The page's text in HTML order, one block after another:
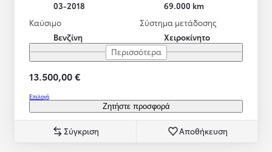
03-2018
69.000 km
Καύσιμο
Βενζίνη
Σύστημα μετάδοσης
Χειροκίνητο
Περισσότερα
13.500,00 €
Επιλογή
Ζητήστε προσφορά
Σύγκριση Αποθήκευση